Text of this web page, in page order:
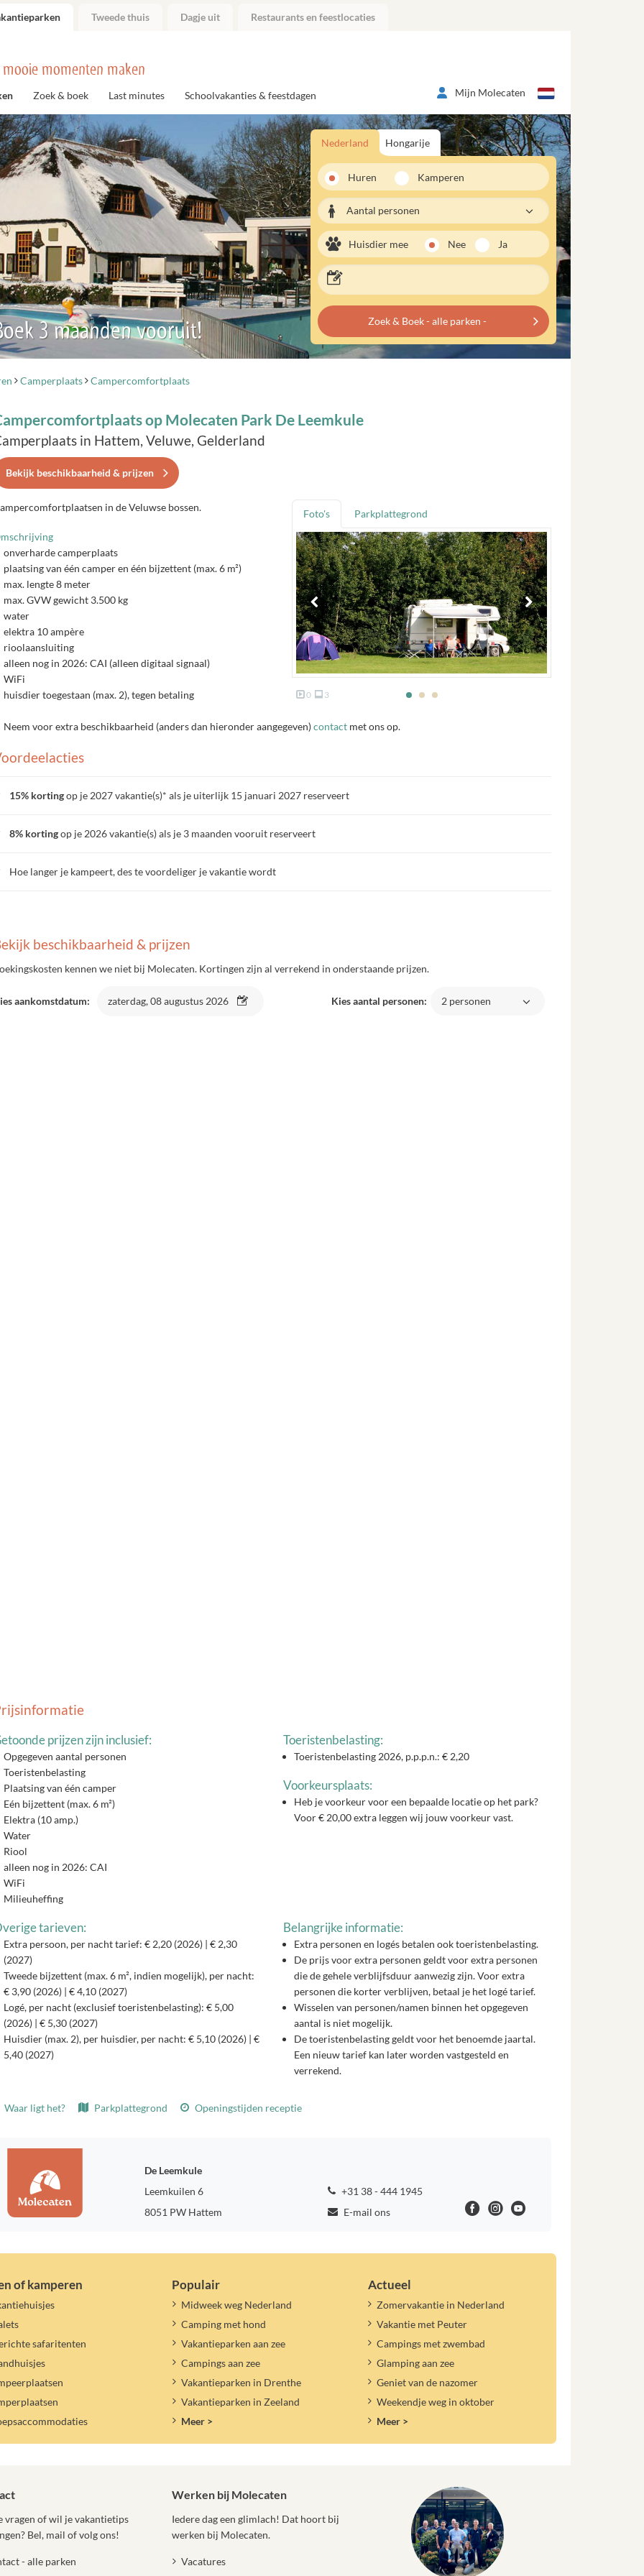
Tweede thuis Dagje uit Restaurants en feestlocaties
mooie momenten maken
Zoek & boek Last minutes Schoolvakanties & feestdagen Mijn Molecaten
3 maanden vooruit!
Nederland Hongarije
Huren Kamperen
Aantal personen
Huisdier mee Nee Ja
Zoek & Boek - alle parken -
Camperplaats Campercomfortplaats
op Molecaten Park De Leemkule
in Hattem, Veluwe, Gelderland
Bekijk beschikbaarheid & prijzen
Foto's Parkplattegrond
0 3
in de Veluwse bossen.
onverharde camperplaats
plaatsing van één camper en één bijzettent (max. 6 m²)
max. lengte 8 meter
max. GVW gewicht 3.500 kg
water
elektra 10 ampère
rioolaansluiting
alleen nog in 2026: CAI (alleen digitaal signaal)
WiFi
huisdier toegestaan (max. 2), tegen betaling
Neem voor extra beschikbaarheid (anders dan hieronder aangegeven)contactmet ons op.
15% kortingop je 2027 vakantie(s)* als je uiterlijk 15 januari 2027 reserveert
8% kortingop je 2026 vakantie(s) als je 3 maanden vooruit reserveert
Hoe langer je kampeert, des te voordeliger je vakantie wordt
beschikbaarheid & prijzen
kennen we niet bij Molecaten. Kortingen zijn al verrekend in onderstaande prijzen.
aankomstdatum: zaterdag, 08 augustus 2026 Kies aantal personen: 2 personen
prijzen zijn inclusief:
Opgegeven aantal personen
Toeristenbelasting
Plaatsing van één camper
Eén bijzettent (max. 6 m²)
Elektra (10 amp.)
Water
Riool
alleen nog in 2026: CAI
WiFi
Milieuheffing
Toeristenbelasting:
Toeristenbelasting 2026, p.p.p.n.: € 2,20
Voorkeursplaats:
Heb je voorkeur voor een bepaalde locatie op het park?
Voor € 20,00 extra leggen wij jouw voorkeur vast.
tarieven:
Extra persoon, per nacht tarief: € 2,20 (2026) | € 2,30
(2027)
Tweede bijzettent (max. 6 m², indien mogelijk), per nacht:
€ 3,90 (2026) | € 4,10 (2027)
Logé, per nacht (exclusief toeristenbelasting): € 5,00
(2026) | € 5,30 (2027)
Huisdier (max. 2), per huisdier, per nacht: € 5,10 (2026) | €
5,40 (2027)
Belangrijke informatie:
Extra personen en logés betalen ook toeristenbelasting.
De prijs voor extra personen geldt voor extra personen
die de gehele verblijfsduur aanwezig zijn. Voor extra
personen die korter verblijven, betaal je het logé tarief.
Wisselen van personen/namen binnen het opgegeven
aantal is niet mogelijk.
De toeristenbelasting geldt voor het benoemde jaartal.
Een nieuw tarief kan later worden vastgesteld en
verrekend.
Waar ligt het? Parkplattegrond Openingstijden receptie
De Leemkule
Leemkuilen 6
8051 PW Hattem
+31 38 - 444 1945
E-mail ons
of kamperen
safaritenten
Populair
Midweek weg Nederland
Camping met hond
Vakantieparken aan zee
Campings aan zee
Vakantieparken in Drenthe
Vakantieparken in Zeeland
Meer >
Actueel
Zomervakantie in Nederland
Vakantie met Peuter
Campings met zwembad
Glamping aan zee
Geniet van de nazomer
Weekendje weg in oktober
Meer >
vragen of wil je vakantietips
Bel, mail of volg ons!
- alle parken
Werken bij Molecaten
Iedere dag een glimlach! Dat hoort bij
werken bij Molecaten.
Vacatures